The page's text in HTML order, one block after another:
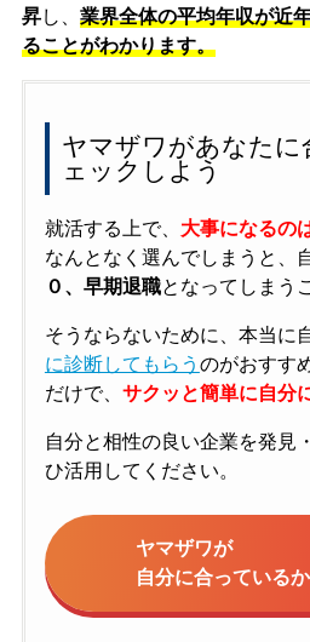
昇し、 業界全体の平均年収が近
ることがわかります。
ヤマザワがあなたに
ェックしよう
就活する上で、 大事になるの
なんとなく選んでしまうと、
０、早期退職となってしまう
そうならないために、本当に
に診断してもらう のがおすす
だけで、 サクッと簡単に自分
自分と相性の良い企業を発見
ひ活用してください。
ヤマザワが
自分に合っている